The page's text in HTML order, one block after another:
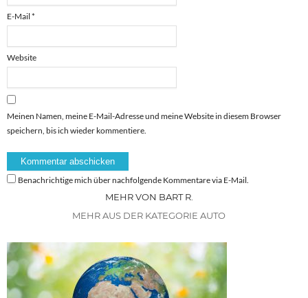
E-Mail *
Website
Meinen Namen, meine E-Mail-Adresse und meine Website in diesem Browser
speichern, bis ich wieder kommentiere.
Benachrichtige mich über nachfolgende Kommentare via E-Mail.
MEHR VON BART R.
MEHR AUS DER KATEGORIE AUTO